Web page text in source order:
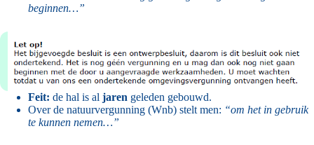
beginnen…”
Feit: de hal is al jaren geleden gebouwd.
Over de natuurvergunning (Wnb) stelt men: “om het in gebruik
te kunnen nemen…”